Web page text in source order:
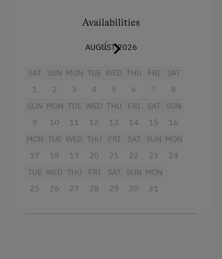
Self-Catering Stay
Welcome Drink
Free Internet
Activities at/near the Property
Haustiere sind bei uns herzlich Willkommen.
Bitte eine Decke oder Bett mitbringen, die
Hunde bleiben bitte im unteren Stock. Danke für
Pro Tag werden für die Haustiere 15,00 € (exkl.
begleichen.
Facilities
Availabilities
AUGUST 2026
SAT
1
SUN
2
MON
3
TUE
4
WED
5
THU
6
FRI
7
SAT
8
SUN
9
MON
10
TUE
11
WED
12
THU
13
FRI
14
SAT
15
SUN
16
MON
17
TUE
18
WED
19
THU
20
FRI
21
SAT
22
SUN
23
MON
24
TUE
25
WED
26
THU
27
FRI
28
SAT
29
SUN
30
MON
31